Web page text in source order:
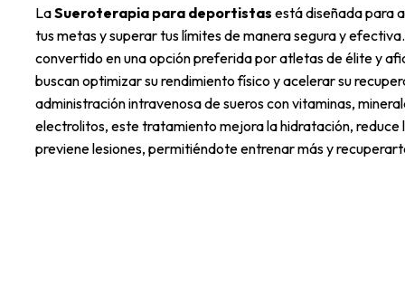
LaSueroterapia para deportistas está diseñada para
tus metas y superar tus límites de manera segura y
convertido en una opción preferida por atletas de élite y
buscan optimizar su rendimiento físico y acelerar su
administración intravenosa de sueros con vitaminas,
electrolitos, este tratamiento mejora la hidratación, reduce
previene lesiones, permitiéndote entrenar más y